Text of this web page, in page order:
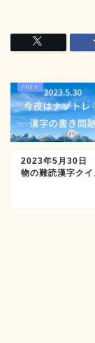
2023年5月30日
物の難読漢字ク